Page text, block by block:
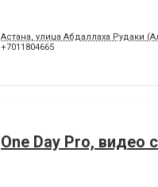
Астана, улица Абдаллаха Рудаки
+7011804665
One Day Pro, видео